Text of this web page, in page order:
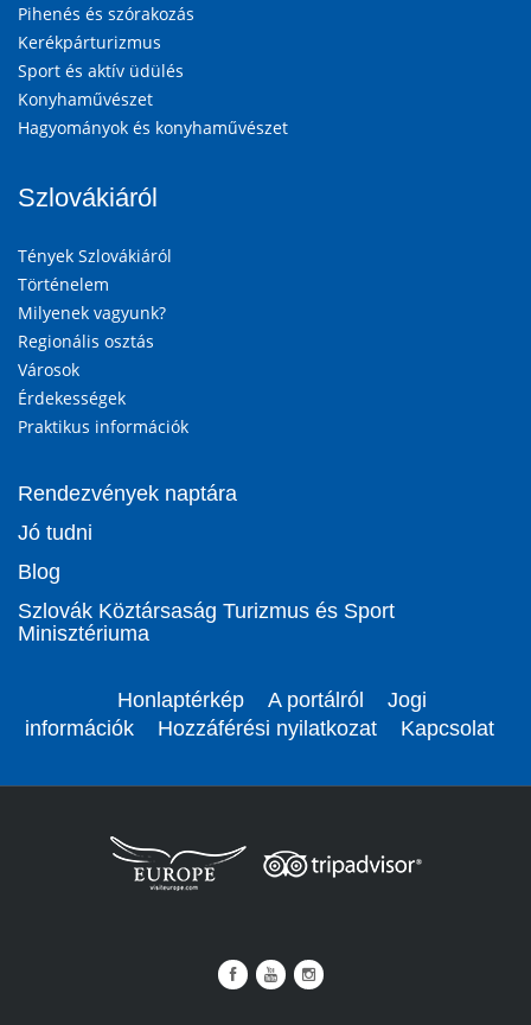
Pihenés és szórakozás
Kerékpárturizmus
Sport és aktív üdülés
Konyhaművészet
Hagyományok és konyhaművészet
Szlovákiáról
Tények Szlovákiáról
Történelem
Milyenek vagyunk?
Regionális osztás
Városok
Érdekességek
Praktikus információk
Rendezvények naptára
Jó tudni
Blog
Szlovák Köztársaság Turizmus és Sport
Minisztériuma
Honlaptérkép A portálról
Jogi
információk
Hozzáférési nyilatkozat Kapcsolat